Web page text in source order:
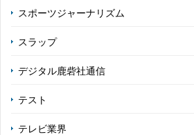
スポーツジャーナリズム
スラップ
デジタル鹿砦社通信
テスト
テレビ業界